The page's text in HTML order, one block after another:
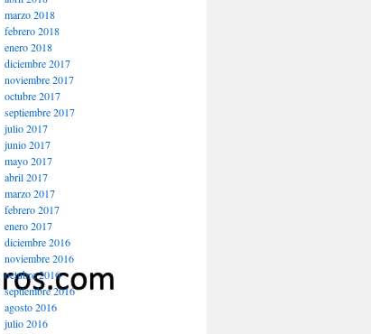
marzo 2018
febrero 2018
enero 2018
diciembre 2017
noviembre 2017
octubre 2017
septiembre 2017
julio 2017
junio 2017
mayo 2017
abril 2017
marzo 2017
febrero 2017
enero 2017
diciembre 2016
noviembre 2016
octubre 2016
septiembre 2016
agosto 2016
julio 2016